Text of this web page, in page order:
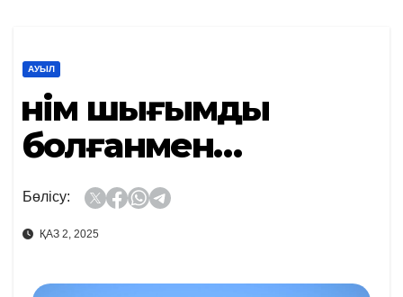
АУЫЛ
Өнім шығымды
болғанмен…
Бөлісу:
ҚАЗ 2, 2025